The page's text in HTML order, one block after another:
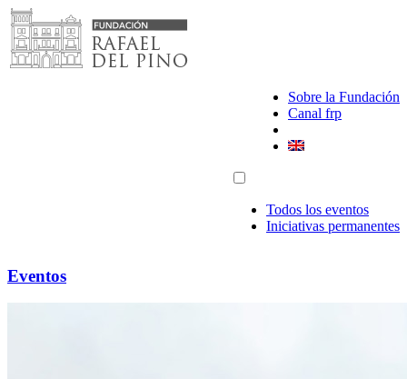
Saltar
al
contenido
Sobre la Fundación
Canal frp
Todos los eventos
Iniciativas permanentes
Eventos